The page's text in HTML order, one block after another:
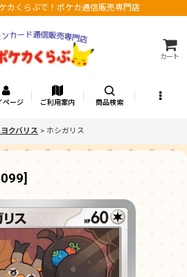
カくらぶで！ポケカ通信販売専門店
カート
ページ ご利用案内 商品検索
クバリス > ホシガリス
]